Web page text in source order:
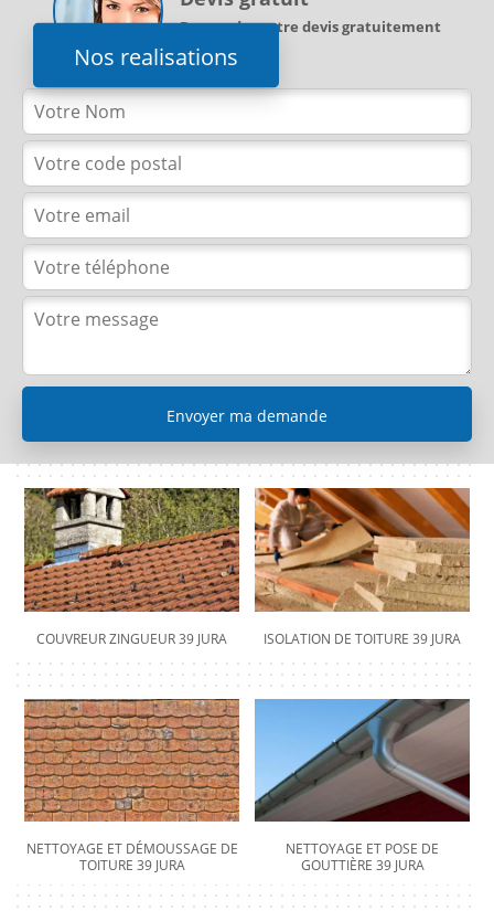
Nos realisations
Demandez votre devis gratuitement
COUVREUR ZINGUEUR 39 JURA ISOLATION DE TOITURE 39 JURA
NETTOYAGE ET DÉMOUSSAGE DE
TOITURE 39 JURA
NETTOYAGE ET POSE DE
GOUTTIÈRE 39 JURA